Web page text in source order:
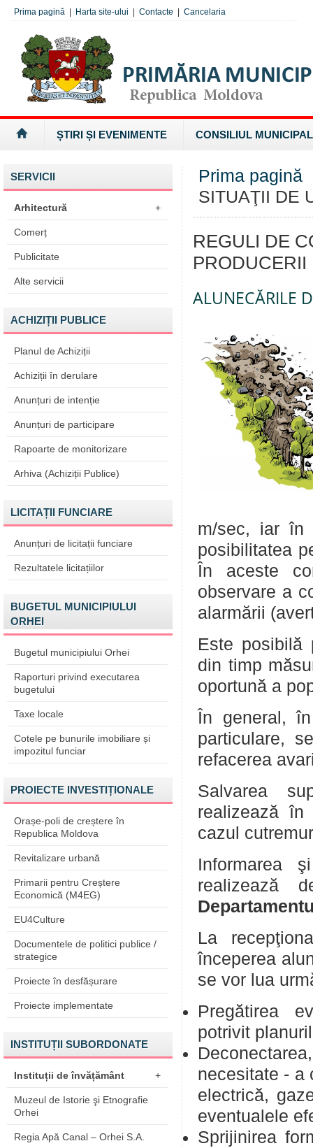
Prima pagină Harta site-ului Contacte Cancelaria
ȘTIRI ȘI EVENIMENTE CONSILIUL MUNICIPAL
SERVICII
Arhitectură +
Comerț
Publicitate
Alte servicii
ACHIZIȚII PUBLICE
Planul de Achiziții
Achiziții în derulare
Anunțuri de intenție
Anunțuri de participare
Rapoarte de monitorizare
Arhiva (Achiziții Publice)
LICITAȚII FUNCIARE
Anunțuri de licitații funciare
Rezultatele licitațiilor
BUGETUL MUNICIPIULUI
ORHEI
Bugetul municipiului Orhei
Raporturi privind executarea
bugetului
Taxe locale
Cotele pe bunurile imobiliare și
impozitul funciar
PROIECTE INVESTIȚIONALE
Orașe-poli de creștere în
Republica Moldova
Revitalizare urbană
Primarii pentru Creștere
Economică (M4EG)
EU4Culture
Documentele de politici publice /
strategice
Proiecte în desfășurare
Proiecte implementate
INSTITUȚII SUBORDONATE
Instituții de învățământ +
Muzeul de Istorie şi Etnografie
Orhei
Regia Apă Canal – Orhei S.A.
Prima pagină
SITUAŢII DE
REGULI DE
ALUNECĂRILE
m/sec, iar în
posibilitatea
În aceste
observare a
alarmării
Este posibilă
din timp
oportună a
În general,
particulare,
refacerea
Salvarea
realizează
cazul
Informarea
realizează
La
începerea
se vor lua
Pregătirea
potrivit
necesitate - a
electrică,
eventualele
Sprijinirea